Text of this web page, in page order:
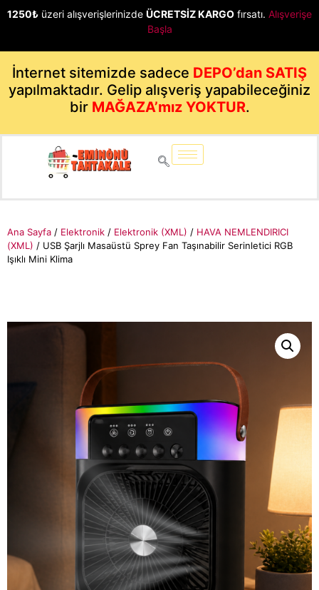
1250₺ üzeri alışverişlerinizde ÜCRETSİZ KARGO fırsatı. Alışverişe
Başla
İnternet sitemizde sadece DEPO’dan SATIŞ
yapılmaktadır. Gelip alışveriş yapabileceğiniz
bir MAĞAZA’mız YOKTUR.
Ana Sayfa / Elektronik / Elektronik (XML) / HAVA NEMLENDIRICI
(XML) / USB Şarjlı Masaüstü Sprey Fan Taşınabilir Serinletici RGB
Işıklı Mini Klima